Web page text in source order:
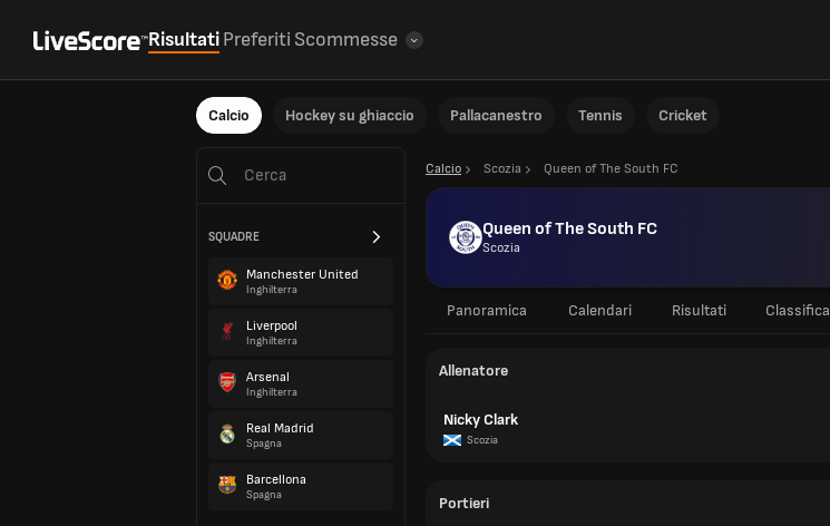
RisultatiPreferiti Scommesse
Calcio Hockey su ghiaccio Pallacanestro Tennis Cricket
SQUADRE
Manchester United
Inghilterra
Liverpool
Inghilterra
Arsenal
Inghilterra
Real Madrid
Spagna
Barcellona
Spagna
Calcio Scozia Queen of The South FC
Queen of The South FC
Scozia
Panoramica Calendari Risultati Classifica
Allenatore
Nicky Clark
Scozia
Portieri